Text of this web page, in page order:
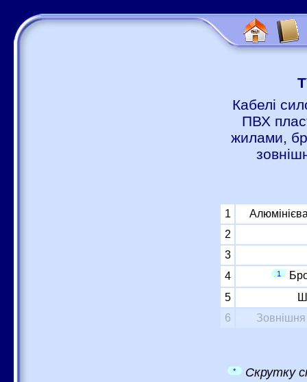
Кабелі
ПВХ
жилами,
1
2
3
4
1
5
6
Зовнішня
* Скрутку